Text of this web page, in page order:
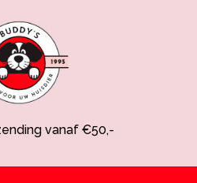
vanaf €50,-
voor korting!